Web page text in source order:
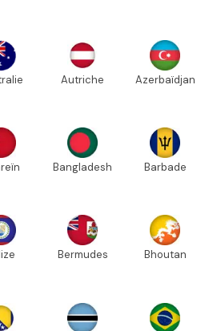
Autriche Azerbaïdjan
Bangladesh Barbade
Bermudes Bhoutan